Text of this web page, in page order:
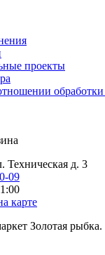
проекты
Техническая д. 3
09
карте
Золотая рыбка.